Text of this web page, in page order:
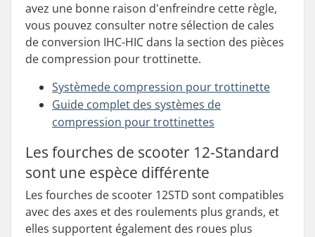
avez une bonne raison d'enfreindre cette règle,
vous pouvez consulter notre sélection de cales
de conversion IHC-HIC dans la section des pièces
de compression pour trottinette.
Systèmede compression pour trottinette
Guide complet des systèmes de
compression pour trottinettes
Les fourches de scooter 12-Standard
sont une espèce différente
Les fourches de scooter 12STD sont compatibles
avec des axes et des roulements plus grands, et
elles supportent également des roues plus